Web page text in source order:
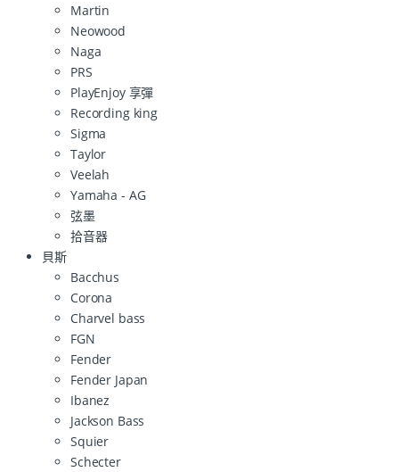
Martin
Neowood
Naga
PRS
PlayEnjoy 享彈
Recording king
Sigma
Taylor
Veelah
Yamaha - AG
弦墨
拾音器
貝斯
Bacchus
Corona
Charvel bass
FGN
Fender
Fender Japan
Ibanez
Jackson Bass
Squier
Schecter